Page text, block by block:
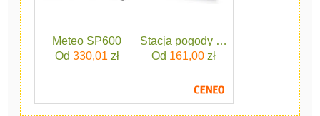
Meteo SP600
Od 330,01 zł
Stacja pogody Hyundai WS2450
Od 161,00zł